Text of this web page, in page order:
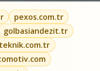
pexos.com.tr
golbasiandezit.tr